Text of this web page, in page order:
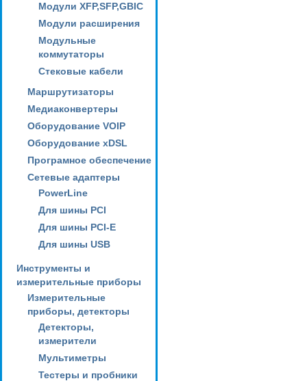
Модули XFP,SFP,GBIC
Модули расширения
Модульные
коммутаторы
Стековые кабели
Маршрутизаторы
Медиаконвертеры
Оборудование VOIP
Оборудование xDSL
Програмное обеспечение
Сетевые адаптеры
PowerLine
Для шины PCI
Для шины PCI-E
Для шины USB
Инструменты и
измерительные приборы
Измерительные
приборы, детекторы
Детекторы,
измерители
Мультиметры
Тестеры и пробники